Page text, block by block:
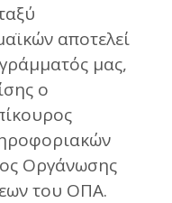
αποτελεί
μας,
ο
Οργάνωσης
του ΟΠΑ.